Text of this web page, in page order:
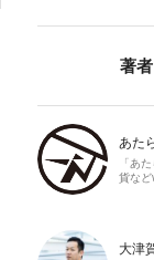
著
あた
「あ
貨な
大津